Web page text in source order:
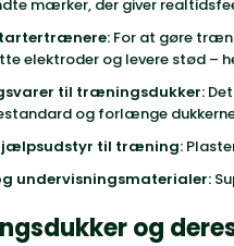
mærker, der giver
For at gøre
elektroder og levere stød –
til træningsdukker:
og forlænge
til træning:
undervisningsmaterialer:
og